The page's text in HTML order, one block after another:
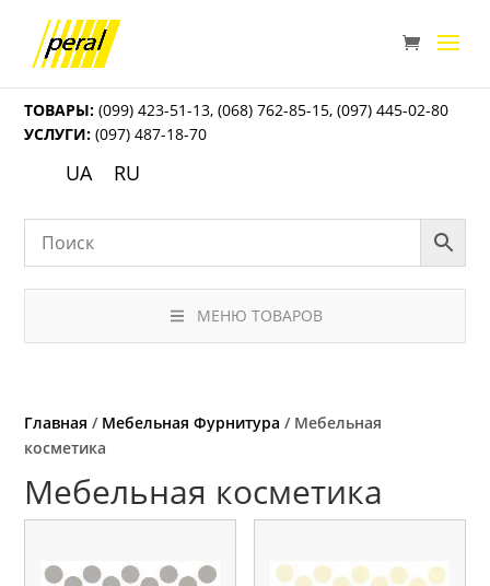
ТОВАРЫ: (099) 423-51-13,(068) 762-85-15,(097) 445-02-80
УСЛУГИ: (097) 487-18-70
UA RU
МЕНЮ ТОВАРОВ
Главная / Мебельная Фурнитура / Мебельная
косметика
Мебельная косметика